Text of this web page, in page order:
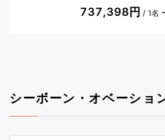
737,398円 / 1名
シーボーン・オベーショ